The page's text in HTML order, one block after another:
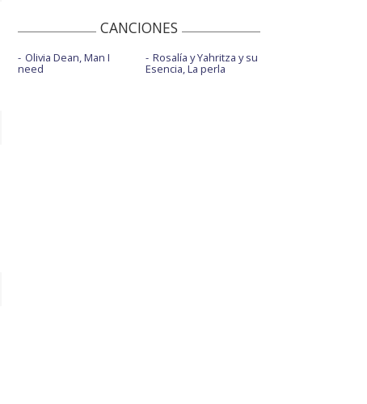
CANCIONES
Olivia Dean, Man I
need
Rosalía y Yahritza y su
Esencia, La perla